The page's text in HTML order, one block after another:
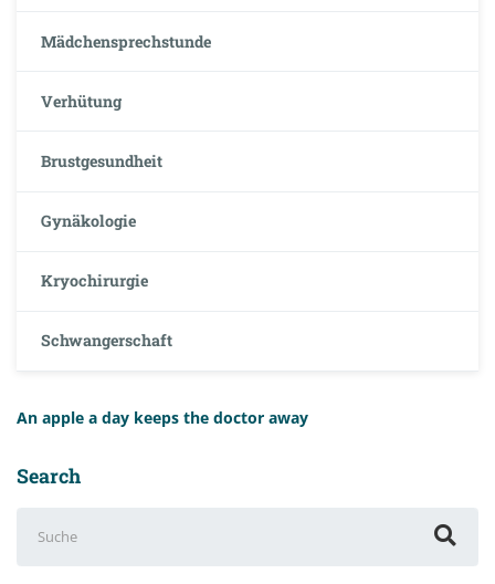
Mädchensprechstunde
Verhütung
Brustgesundheit
Gynäkologie
Kryochirurgie
Schwangerschaft
An apple a day keeps the doctor away
Search
nach: